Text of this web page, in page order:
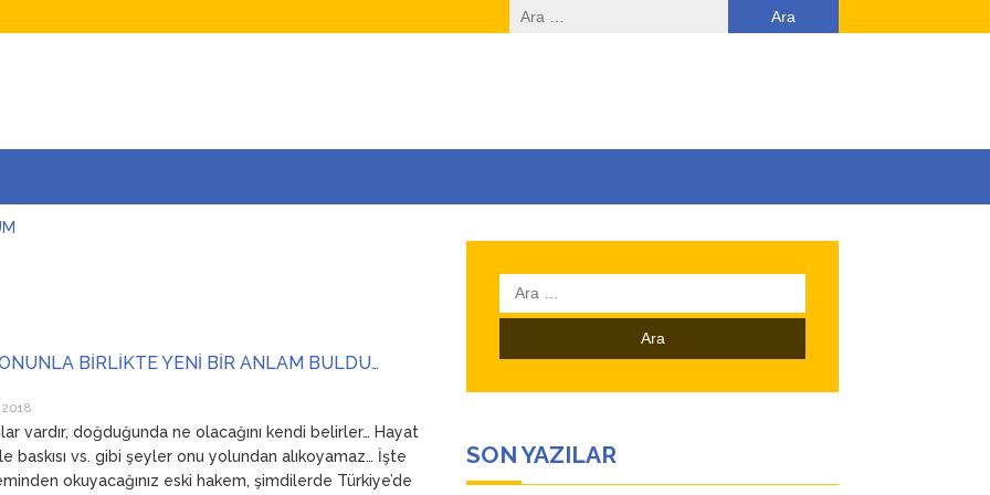
Arama:
BİRLİKTE YENİ BİR ANLAM BULDU…
vardır, doğduğunda ne olacağını kendi belirler… Hayat
baskısı vs. gibi şeyler onu yolundan alıkoyamaz… İşte
okuyacağınız eski hakem, şimdilerde Türkiye’de
Arama:
SON YAZILAR